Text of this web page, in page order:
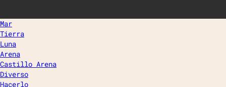
Mar
Tierra
Luna
Arena
Castillo Arena
Diverso
Hacerlo